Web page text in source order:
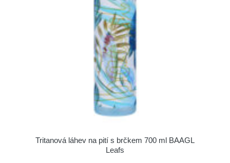
Tritanová láhev na pití s brčkem 700 ml BAAGL
Leafs